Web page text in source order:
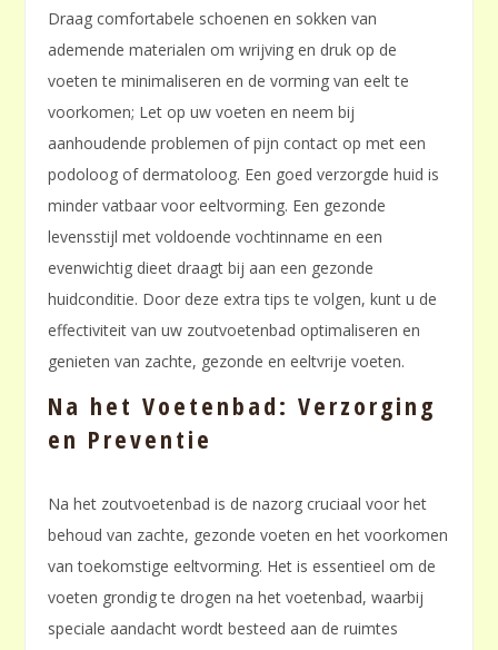
Draag comfortabele schoenen en sokken van
ademende materialen om wrijving en druk op de
voeten te minimaliseren en de vorming van eelt te
voorkomen; Let op uw voeten en neem bij
aanhoudende problemen of pijn contact op met een
podoloog of dermatoloog. Een goed verzorgde huid is
minder vatbaar voor eeltvorming. Een gezonde
levensstijl met voldoende vochtinname en een
evenwichtig dieet draagt bij aan een gezonde
huidconditie. Door deze extra tips te volgen, kunt u de
effectiviteit van uw zoutvoetenbad optimaliseren en
genieten van zachte, gezonde en eeltvrije voeten.
Na het Voetenbad: Verzorging
en Preventie
Na het zoutvoetenbad is de nazorg cruciaal voor het
behoud van zachte, gezonde voeten en het voorkomen
van toekomstige eeltvorming. Het is essentieel om de
voeten grondig te drogen na het voetenbad, waarbij
speciale aandacht wordt besteed aan de ruimtes